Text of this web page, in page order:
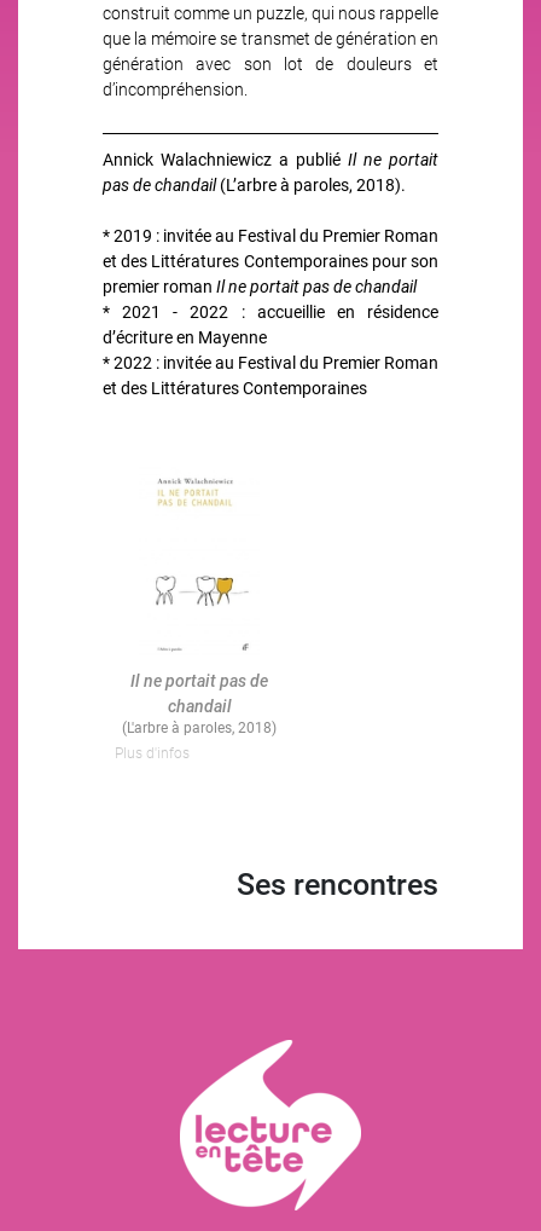
construit comme un puzzle, qui nous rappelle
que la mémoire se transmet de génération en
génération avec son lot de douleurs et
d’incompréhension.
Annick Walachniewicz a publié Il ne portait
pas de chandail(L’arbre à paroles, 2018).
* 2019 : invitée au Festival du Premier Roman
et des Littératures Contemporaines pour son
premier roman Il ne portait pas de chandail
* 2021 - 2022 : accueillie en résidence
d’écriture en Mayenne
* 2022 : invitée au Festival du Premier Roman
et des Littératures Contemporaines
Image
Il ne portait pas de
chandail
(L'arbre à paroles, 2018)
Plus d'infos
Ses rencontres